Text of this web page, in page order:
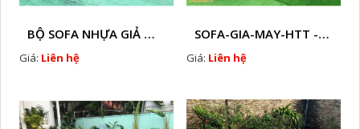
BỘ SOFA NHỰA GIẢ MÂY HTT - S86
Giá: Liên hệ
SOFA-GIA-MAY-HTT - S61 COPY
Giá: Liên hệ